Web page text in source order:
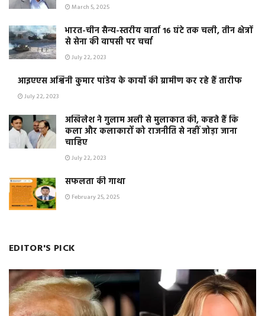
March 5, 2025
भारत-चीन सैन्य-स्तरीय वार्ता 16 घंटे तक चली, तीन क्षेत्रों
से सेना की वापसी पर चर्चा
July 22, 2023
आइएएस अश्विनी कुमार पांडेय के कार्यो की ग्रामीण कर रहे हैं तारीफ
July 22, 2023
अखिलेश ने गुलाम अली से मुलाकात की, कहते हैं कि
कला और कलाकारों को राजनीति से नहीं जोड़ा जाना
चाहिए
July 22, 2023
सफलता की गाथा
February 25, 2025
EDITOR'S PICK